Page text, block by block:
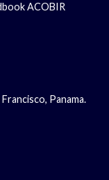
ACOBIR
Panama.